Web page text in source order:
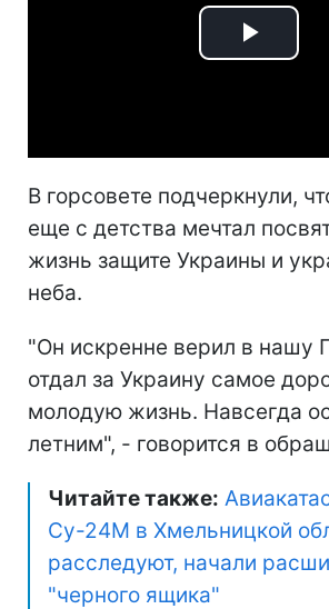
Play
В горсовете подчеркнули,
еще с детства мечтал
жизнь защите Украины и
неба.
"Он искренне верил в нашу
отдал за Украину самое
молодую жизнь. Навсегда
летним", - говорится в
Читайте также:
Су-24М в Хмельницкой
расследуют, начали
"черного ящика"